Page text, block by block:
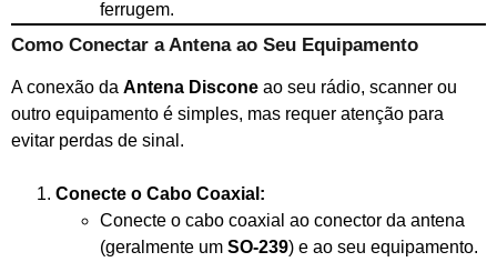
ferrugem.
Como Conectar a Antena ao Seu Equipamento
A conexão da Antena Discone ao seu rádio, scanner ou
outro equipamento é simples, mas requer atenção para
evitar perdas de sinal.
Conecte o Cabo Coaxial:
Conecte o cabo coaxial ao conector da antena
(geralmente um SO-239) e ao seu equipamento.